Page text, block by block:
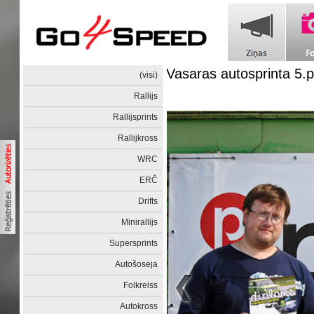
(visi)
Rallijs
Rallijsprints
Rallijkross
WRC
ERČ
Drifts
Minirallijs
Supersprints
Autošoseja
Folkreiss
Autokross
Vasaras autosprinta